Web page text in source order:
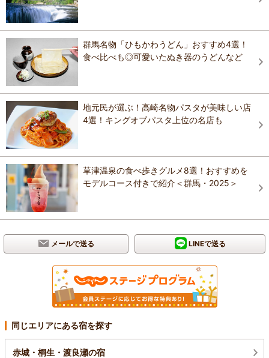
群馬名物「ひもかわうどん」おすすめ4選！
食べ比べも◎可愛いたぬき器のうどんなど
地元民が選ぶ！高崎名物パスタが美味しい店
4選！キングオブパスタ上位の名店も
草津温泉の食べ歩きグルメ8選！おすすめを
モデルコース付きで紹介＜群馬・2025＞
メールで送る LINEで送る
同じエリアにある宿を探す
赤城・桐生・渡良瀬の宿